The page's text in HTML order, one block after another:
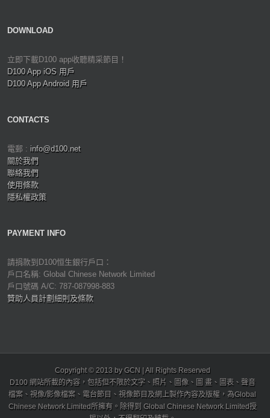
DOWNLOAD
立即下載D100 app收聽精采節目！
D100 App iOS 用戶
D100 App Android 用戶
CONTACTS
電郵 : info@d100.net
關於我們
聯絡我們
使用條款
隱私權政策
PAYMENT INFO
請捐款到D100恒生銀行戶口：
戶口名稱: Global Chinese Network Limited
戶口號碼 A/C: 787-087998-883
贊助人員計劃細則及條款
Copyright © 2013 by GCN | All Rights Reserved
D100 網站所載的內容，包括但不限於文字、照片、圖像、圖 畫、圖表、聲音
檔案、視像/影像檔案、電台節目、視像節目及網上製作內容及版權，為Global
Chinese Network Limited所擁有。除得到 Global Chinese Network Limited授